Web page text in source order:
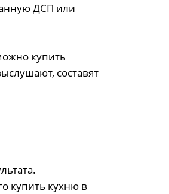
ДСП или
купить
составят
купить кухню в